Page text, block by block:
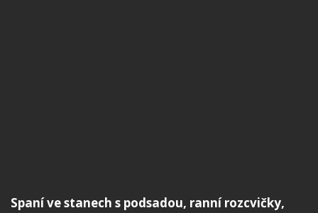
Spaní ve stanech s podsadou, ranní rozcvičky,